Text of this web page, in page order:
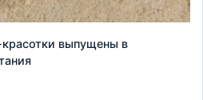
выпущены в